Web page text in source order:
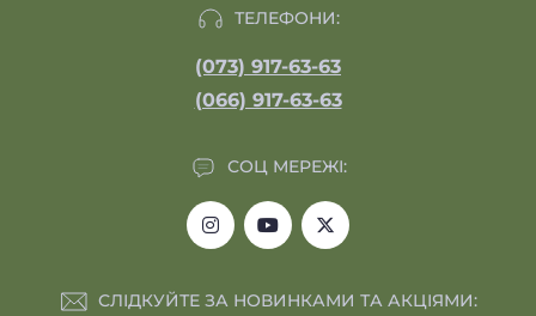
ТЕЛЕФОНИ:
(073) 917-63-63
(066) 917-63-63
СОЦ МЕРЕЖІ:
СЛІДКУЙТЕ ЗА НОВИНКАМИ ТА АКЦІЯМИ: